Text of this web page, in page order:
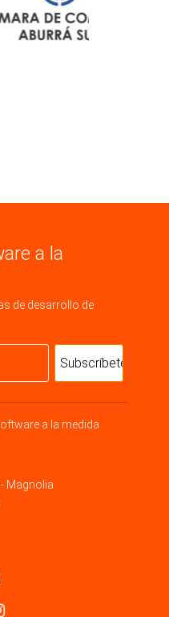
a la
de desarrollo de
a la medida
Magnolia